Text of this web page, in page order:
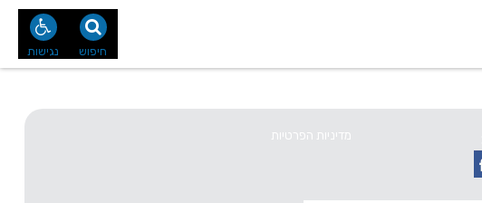
נגישות חיפוש
מדיניות הפרטיות